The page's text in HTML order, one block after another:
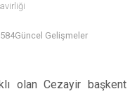
584Güncel Gelişmeler
olan Cezayir başkent